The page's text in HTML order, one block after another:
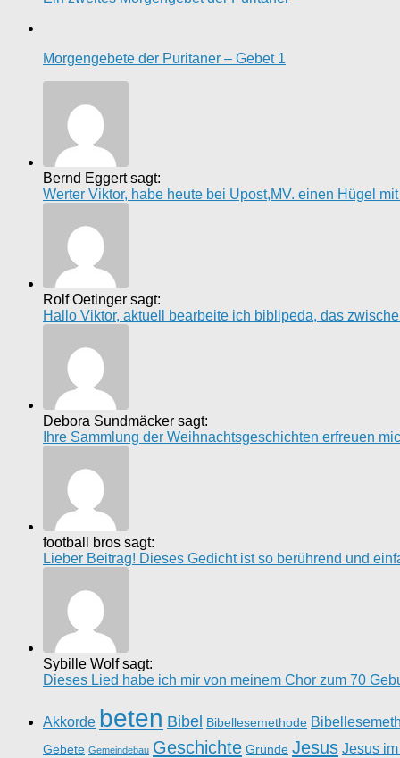
Morgengebete der Puritaner – Gebet 1
Bernd Eggert sagt:
Werter Viktor, habe heute bei Upost,MV. einen Hügel
Rolf Oetinger sagt:
Hallo Viktor, aktuell bearbeite ich biblipeda, das
Debora Sundmäcker sagt:
Ihre Sammlung der Weihnachtsgeschichten erfreuen
football bros sagt:
Lieber Beitrag! Dieses Gedicht ist so berührend und
Sybille Wolf sagt:
Dieses Lied habe ich mir von meinem Chor zum 70
Akkorde beten Bibel Bibellesemethode
Gebete Gemeindebau Geschichte Gründe Jesus Jesus